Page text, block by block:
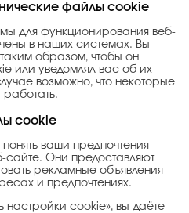
файлы cookie
для функционирования веб-
в наших системах. Вы
образом, чтобы он
или уведомлял вас об их
возможно, что некоторые
cookie
ваши предпочтения
сайте. Они предоставляют
рекламные объявления
и предпочтениях.
настройки cookie», вы даёте